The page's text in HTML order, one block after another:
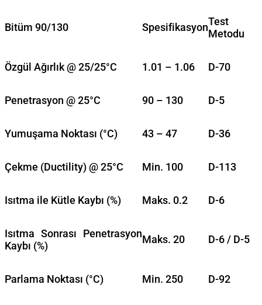
Bitüm 90/130 SpesifikasyonTest
Metodu
Özgül Ağırlık @ 25/25°C 1.01 – 1.06 D-70
Penetrasyon @ 25°C 90 – 130 D-5
Yumuşama Noktası (°C) 43 – 47 D-36
Çekme (Ductility) @ 25°C Min. 100 D-113
Isıtma ile Kütle Kaybı (%) Maks. 0.2 D-6
Isıtma Sonrası Penetrasyon
Kaybı (%)
Maks. 20 D-6 / D-5
Parlama Noktası (°C) Min. 250 D-92